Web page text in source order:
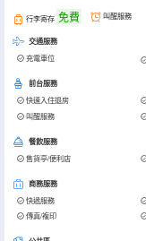
行李寄存 免費 叫醒服務
交通服務
充電車位
前台服務
快速入住退房
叫醒服務
餐飲服務
售貨亭/便利店
商務服務
快遞服務
傳真/複印